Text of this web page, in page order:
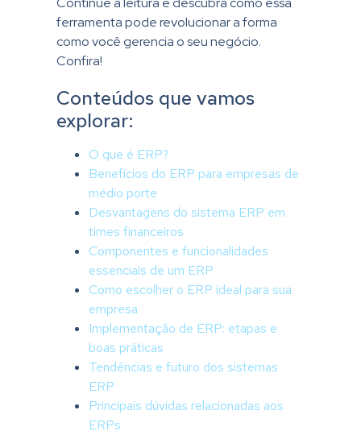
ferramenta pode revolucionar a forma
como você gerencia o seu negócio.
Confira!
Conteúdos que vamos
explorar:
O que é ERP?
Benefícios do ERP para empresas de
médio porte
Desvantagens do sistema ERP em
times financeiros
Componentes e funcionalidades
essenciais de um ERP
Como escolher o ERP ideal para sua
empresa
Implementação de ERP: etapas e
boas práticas
Tendências e futuro dos sistemas
ERP
Principais dúvidas relacionadas aos
ERPs